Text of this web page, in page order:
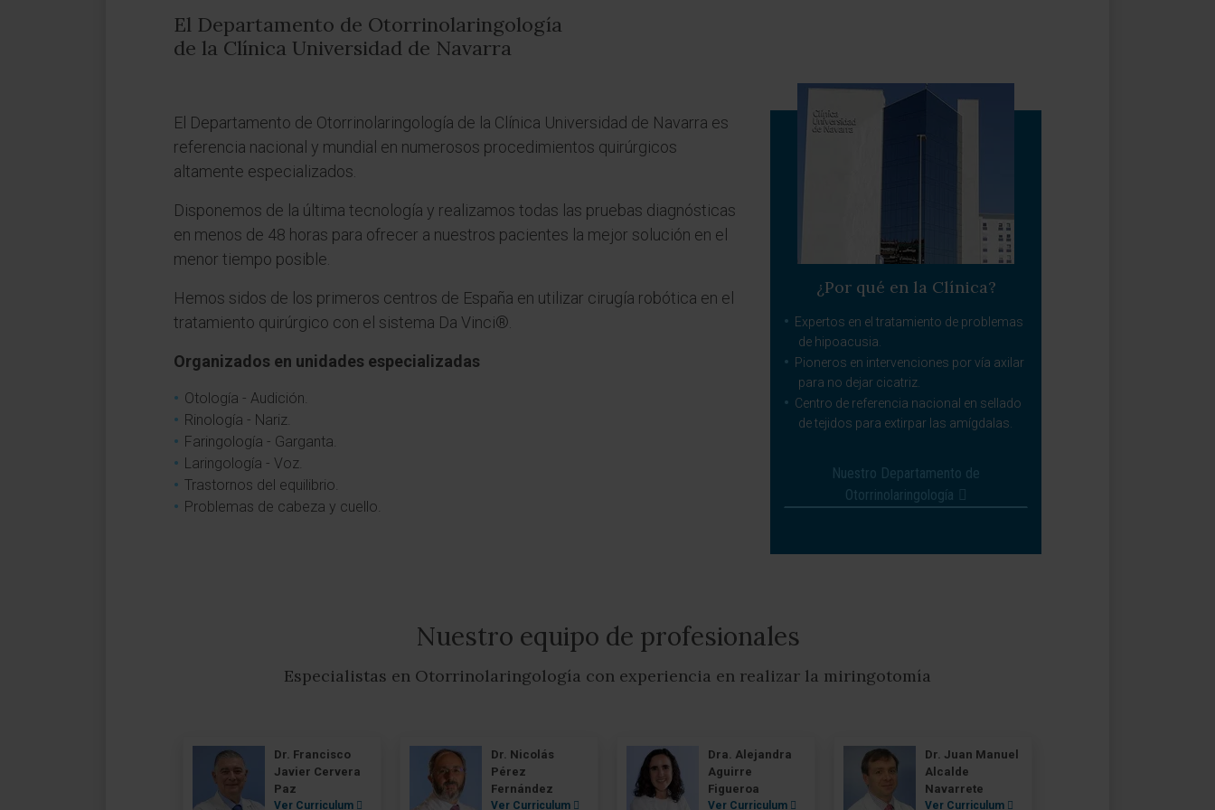
El Departamento de Otorrinolaringología
de la Clínica Universidad de Navarra
El Departamento de Otorrinolaringología de la Clínica Universidad de Navarra es
referencia nacional y mundial en numerosos procedimientos quirúrgicos
altamente especializados.
Disponemos de la última tecnología y realizamos todas las pruebas diagnósticas
en menos de 48 horas para ofrecer a nuestros pacientes la mejor solución en el
menor tiempo posible.
Hemos sidos de los primeros centros de España en utilizar cirugía robótica en el
tratamiento quirúrgico con el sistema Da Vinci®.
Organizados en unidades especializadas
Otología - Audición.
Rinología - Nariz.
Faringología - Garganta.
Laringología - Voz.
Trastornos del equilibrio.
Problemas de cabeza y cuello.
¿Por qué en la Clínica?
Expertos en el tratamiento de problemas
de hipoacusia.
Pioneros en intervenciones por vía axilar
para no dejar cicatriz.
Centro de referencia nacional en sellado
de tejidos para extirpar las amígdalas.
Nuestro Departamento de
Otorrinolaringología
Nuestro equipo de profesionales
Especialistas en Otorrinolaringología con experiencia en realizar la miringotomía
Dr. Francisco
Javier Cervera
Paz
Ver Curriculum
Dr. Nicolás
Pérez
Fernández
Ver Curriculum
Dra. Alejandra
Aguirre
Figueroa
Ver Curriculum
Dr. Juan Manuel
Alcalde
Navarrete
Ver Curriculum